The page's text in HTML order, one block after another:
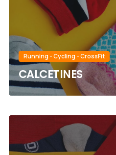
Running - Cycling - CrossFit
CALCETINES